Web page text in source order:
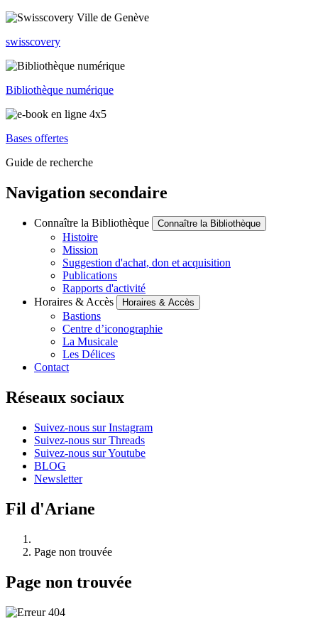
swisscovery
Bibliothèque numérique
Bases offertes
Guide de recherche
Navigation secondaire
Connaître la Bibliothèque Connaître la Bibliothèque
Histoire
Mission
Suggestion d'achat, don et acquisition
Publications
Rapports d'activité
Horaires & Accès
Horaires & Accès
Bastions
Centre d’iconographie
La Musicale
Les Délices
Contact
Réseaux sociaux
Suivez-nous sur Instagram
Suivez-nous sur Threads
Suivez-nous sur Youtube
BLOG
Newsletter
Fil d'Ariane
Page non trouvée
Page non trouvée